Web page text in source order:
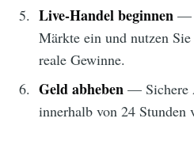
Live-Handel beginnen—
Märkte ein und nutzen
reale Gewinne.
Geld abheben— Sichere
innerhalb von 24 Stunden